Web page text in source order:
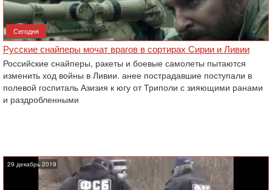
Сегодня
Русские снайперы мочат врагов в сортирах Сирии и Ливии
Российские снайперы, ракеты и боевые самолеты пытаются
изменить ход войны в Ливии. анее пострадавшие поступали в
полевой госпиталь Азизия к югу от Триполи с зияющими ранами
и раздробленными
29 декабрь 2019